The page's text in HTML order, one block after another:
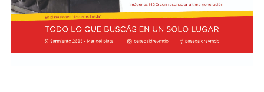
El presidente viajó acompañado por una comitiva
integrada por el canciller Pablo Quirno y la secretaria
general de la Presidencia, Karina Milei.